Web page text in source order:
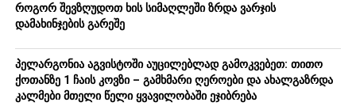
როგორ შევზღუდოთ ხის სიმაღლეში ზრდა ვარჯის
დამახინჯების გარეშე
პელარგონია აგვისტოში აუცილებლად გამოკვებეთ: თითო
ქოთანზე 1 ჩაის კოვზი – გამხმარი ღეროები და ახალგაზრდა
კალმები მთელი წელი ყვავილობაში ეჯიბრება